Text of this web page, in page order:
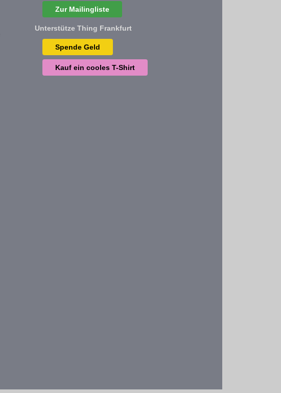
Zur Mailingliste
Unterstütze Thing Frankfurt
Spende Geld
Kauf ein cooles T-Shirt